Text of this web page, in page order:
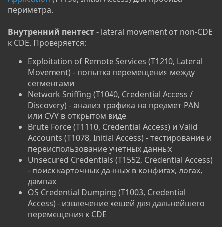
периметра.
Внутренний пентест- lateral movement от non-CDE
к CDE. Проверяется:
Exploitation of Remote Services (T1210, Lateral
Movement) - попытка перемещения между
сегментами
Network Sniffing (T1040, Credential Access /
Discovery) - анализ трафика на предмет PAN
или CVV в открытом виде
Brute Force (T1110, Credential Access) и Valid
Accounts (T1078, Initial Access) - тестирование и
переиспользование учётных данных
Unsecured Credentials (T1552, Credential Access)
- поиск карточных данных в конфигах, логах,
дампах
OS Credential Dumping (T1003, Credential
Access) - извлечение хешей для дальнейшего
перемещения к CDE